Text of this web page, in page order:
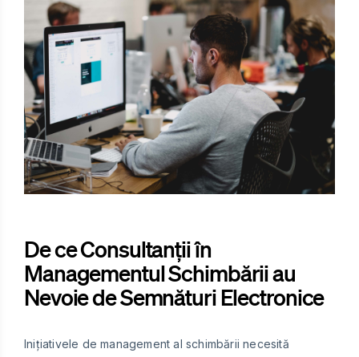
De ce Consultanții în
Managementul Schimbării au
Nevoie de Semnături Electronice
Inițiativele de management al schimbării necesită